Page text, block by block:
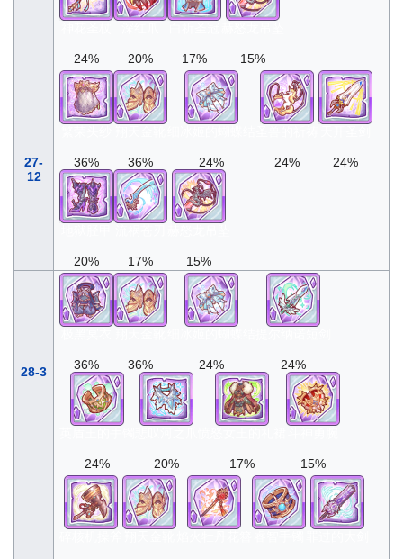
24% 20% 17% 15%
27-
12
36% 36% 24% 24% 24%
20% 17% 15%
28-3 36% 36% 24% 24%
24% 20% 17% 15%